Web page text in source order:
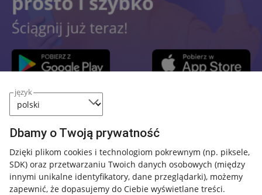
język
Dbamy o Twoją prywatność
Dzięki plikom cookies i technologiom pokrewnym (np. piksele,
SDK) oraz przetwarzaniu Twoich danych osobowych (między
innymi unikalne identyfikatory, dane przeglądarki), możemy
zapewnić, że dopasujemy do Ciebie wyświetlane treści.
Przydatne informacje
Napisz do nas
Allegro Gadane dla sprzedających